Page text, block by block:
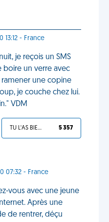
13:12 - France
je reçois un SMS
un verre avec
une copine
je couche chez lui.
VDM
TU L'AS BIEN MÉRITÉ 5 357
07:32 - France
vous avec une jeune
Après une
de rentrer, déçu